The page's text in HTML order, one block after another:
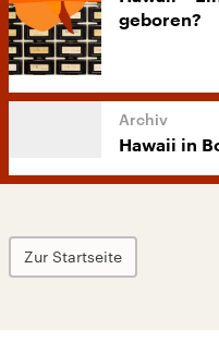
geboren?
Hawaii in
Zur Startseite